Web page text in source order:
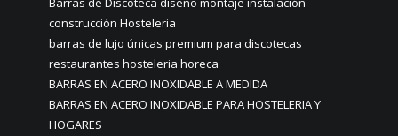
construcción Hosteleria
barras de lujo únicas premium para discotecas
restaurantes hosteleria horeca
BARRAS EN ACERO INOXIDABLE A MEDIDA
BARRAS EN ACERO INOXIDABLE PARA HOSTELERIA Y
HOGARES